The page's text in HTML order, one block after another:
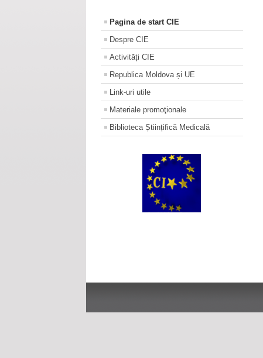
Pagina de start CIE
Despre CIE
Activități CIE
Republica Moldova și UE
Link-uri utile
Materiale promoţionale
Biblioteca Științifică Medicală